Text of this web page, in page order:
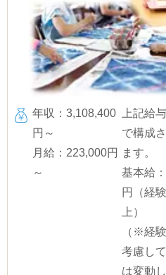
年収：3,108,400
円～
月給：223,000円
～
上記給
で構成
ます。
基本給
円（経
上）
（※経
考慮し
は変動